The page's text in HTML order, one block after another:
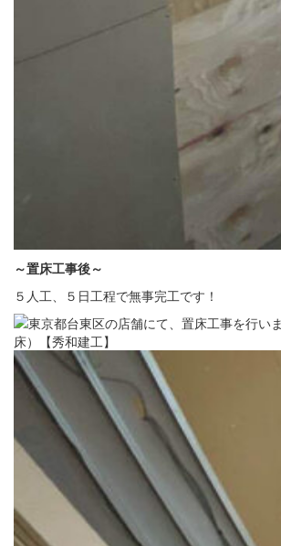
～置床工事後～
５人工、５日工程で無事完工です！